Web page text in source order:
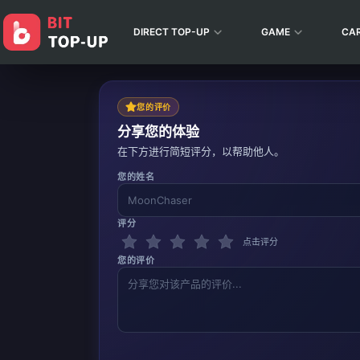
DIRECT TOP-UP GAME
您的评价
分享您的体验
在下方进行简短评分，以帮助他人。
您的姓名
评分
点击评分
您的评价